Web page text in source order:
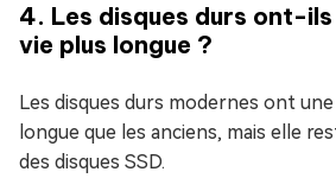
4. Les disques durs ont-ils
vie plus longue ?
Les disques durs modernes ont
longue que les anciens, mais elle
des disques SSD.